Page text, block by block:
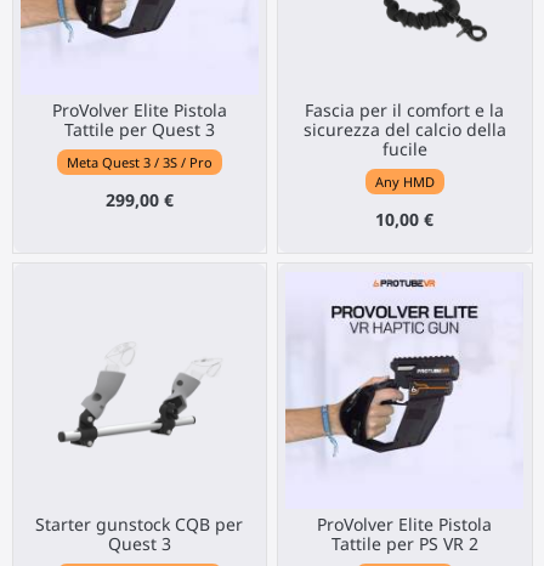
ProVolver Elite Pistola
Tattile per Quest 3
Meta Quest 3 / 3S / Pro
299,00 €
Fascia per il comfort e la
sicurezza del calcio della
fucile
Any HMD
10,00 €
Starter gunstock CQB per
Quest 3
ProVolver Elite Pistola
Tattile per PS VR 2